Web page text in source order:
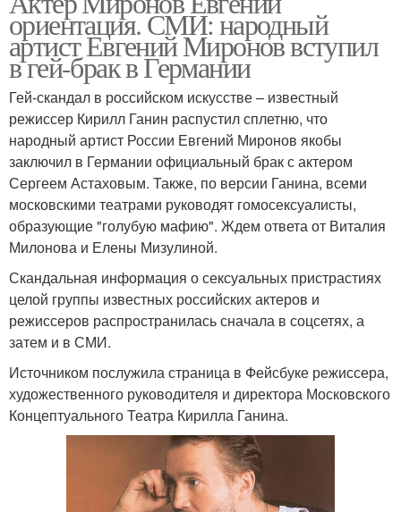
ориентация. СМИ: народный
артист Евгений Миронов вступил
в гей-брак в Германии
Гей-скандал в российском искусстве – известный
режиссер Кирилл Ганин распустил сплетню, что
народный артист России Евгений Миронов якобы
заключил в Германии официальный брак с актером
Сергеем Астаховым. Также, по версии Ганина, всеми
московскими театрами руководят гомосексуалисты,
образующие "голубую мафию". Ждем ответа от Виталия
Милонова и Елены Мизулиной.
Скандальная информация о сексуальных пристрастиях
целой группы известных российских актеров и
режиссеров распространилась сначала в соцсетях, а
затем и в СМИ.
Источником послужила страница в Фейсбуке режиссера,
художественного руководителя и директора Московского
Концептуального Театра Кирилла Ганина.